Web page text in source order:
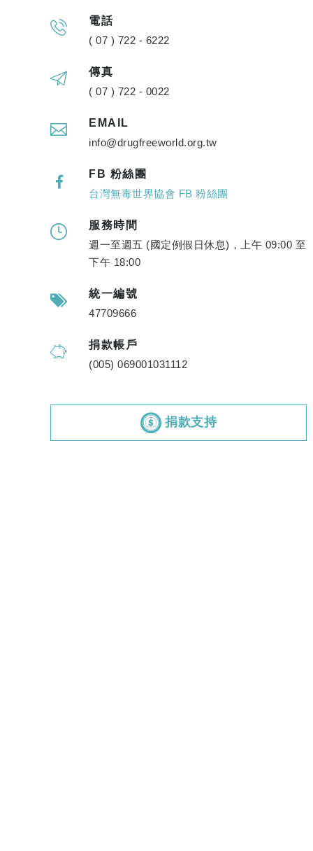
電話
( 07 ) 722 - 6222
傳真
( 07 ) 722 - 0022
EMAIL
info@drugfreeworld.org.tw
FB 粉絲團
台灣無毒世界協會 FB 粉絲團
服務時間
週一至週五 (國定例假日休息)，上午 09:00 至
下午 18:00
統一編號
47709666
捐款帳戶
(005) 069001031112
捐款支持